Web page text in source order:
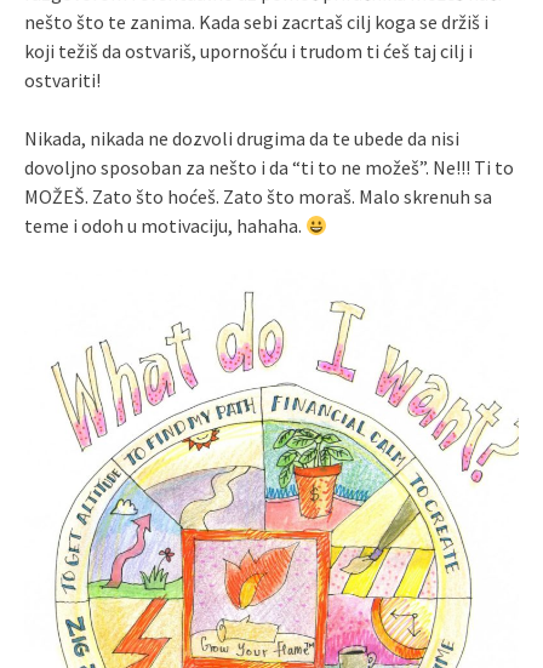
nešto što te zanima. Kada sebi zacrtaš cilj koga se držiš i
koji težiš da ostvariš, upornošću i trudom ti ćeš taj cilj i
ostvariti!
Nikada, nikada ne dozvoli drugima da te ubede da nisi
dovoljno sposoban za nešto i da “ti to ne možeš”. Ne!!! Ti to
MOŽEŠ. Zato što hoćeš. Zato što moraš. Malo skrenuh sa
teme i odoh u motivaciju, hahaha.